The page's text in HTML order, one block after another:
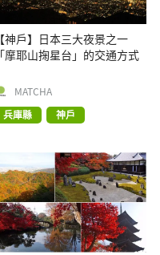
【神戶】日本三大夜景之一
「摩耶山掬星台」的交通方式
MATCHA
兵庫縣
神戶